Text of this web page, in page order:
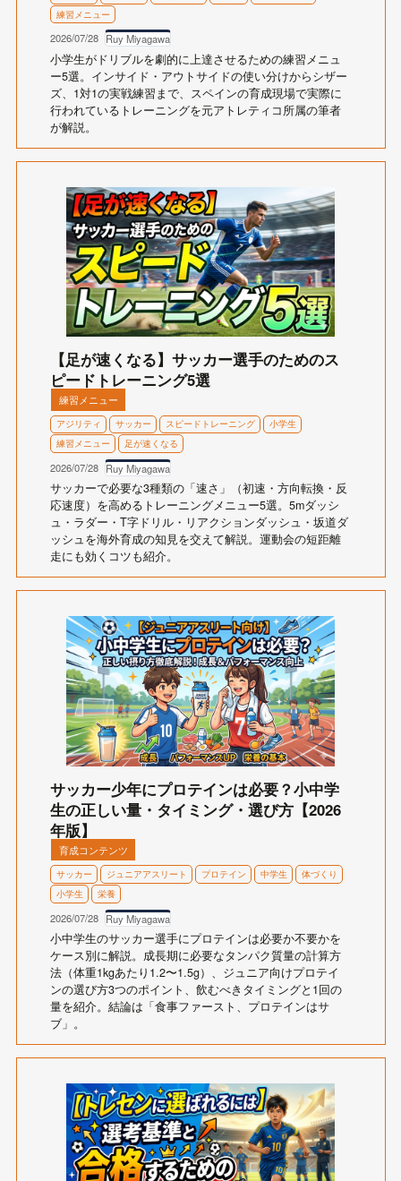
練習メニュー
2026/07/28 Ruy Miyagawa
小学生がドリブルを劇的に上達させるための練習メニュ
ー5選。インサイド・アウトサイドの使い分けからシザー
ズ、1対1の実戦練習まで、スペインの育成現場で実際に
行われているトレーニングを元アトレティコ所属の筆者
が解説。
【足が速くなる】サッカー選手のためのス
ピードトレーニング5選
練習メニュー
アジリティ サッカー スピードトレーニング
小学生
練習メニュー
足が速くなる
2026/07/28 Ruy Miyagawa
サッカーで必要な3種類の「速さ」（初速・方向転換・反
応速度）を高めるトレーニングメニュー5選。5mダッシ
ュ・ラダー・T字ドリル・リアクションダッシュ・坂道ダ
ッシュを海外育成の知見を交えて解説。運動会の短距離
走にも効くコツも紹介。
サッカー少年にプロテインは必要？小中学
生の正しい量・タイミング・選び方【2026
年版】
育成コンテンツ
サッカー ジュニアアスリート プロテイン 中学生
体づくり
小学生
栄養
2026/07/28 Ruy Miyagawa
小中学生のサッカー選手にプロテインは必要か不要かを
ケース別に解説。成長期に必要なタンパク質量の計算方
法（体重1kgあたり1.2〜1.5g）、ジュニア向けプロテイ
ンの選び方3つのポイント、飲むべきタイミングと1回の
量を紹介。結論は「食事ファースト、プロテインはサ
ブ」。